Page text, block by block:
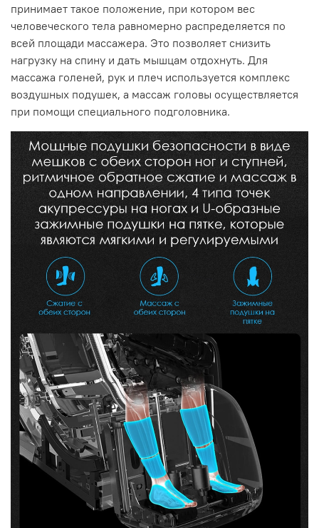
принимает такое положение, при котором вес
человеческого тела равномерно распределяется по
всей площади массажера. Это позволяет снизить
нагрузку на спину и дать мышцам отдохнуть. Для
массажа голеней, рук и плеч используется комплекс
воздушных подушек, а массаж головы осуществляется
при помощи специального подголовника.